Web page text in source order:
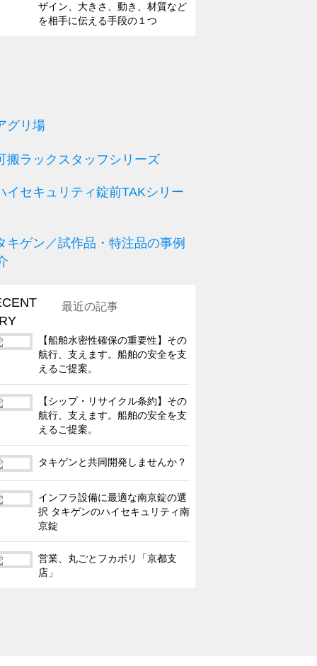
ザイン、大きさ、動き、材質など
を相手に伝える手段の１つ
最近の記事
【船舶水密性確保の重要性】その
航行、支えます。船舶の安全を支
えるご提案。
【シップ・リサイクル条約】その
航行、支えます。船舶の安全を支
えるご提案。
タキゲンと共同開発しませんか？
インフラ設備に最適な南京錠の選
択 タキゲンのハイセキュリティ南
京錠
営業、丸ごとフカボリ「京都支
店」